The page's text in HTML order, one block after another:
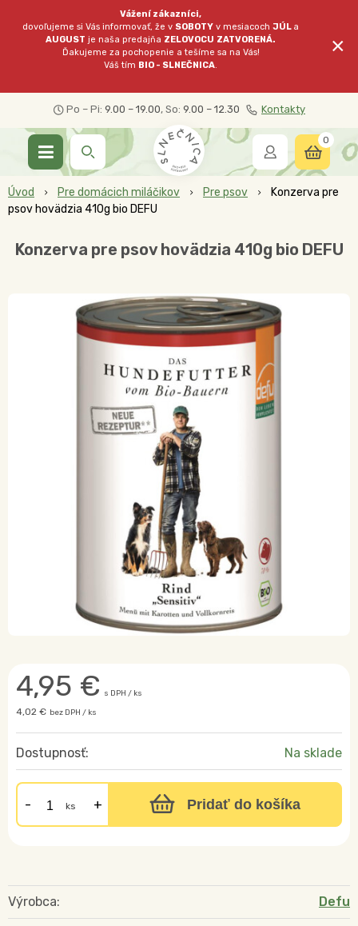
Vážení zákazníci,
dovoľujeme si Vás informovať, že v SOBOTY v mesiacochJÚL a
AUGUST je naša predajňa ZELOVOCU ZATVORENÁ.
Ďakujeme za pochopenie a tešíme sa na Vás!
Váš tím BIO - SLNEČNICA.
×
Po – Pi: 9.00 – 19.00, So: 9.00 – 12.30 Kontakty
0
Úvod Pre domácich miláčikov Pre psov
Konzerva pre
psov hovädzia 410g bio DEFU
Konzerva pre psov hovädzia 410g bio DEFU
4,95 € s DPH / ks
4,02 € bez DPH / ks
Dostupnosť: Na sklade
ks Pridať do košíka
Výrobca: Defu